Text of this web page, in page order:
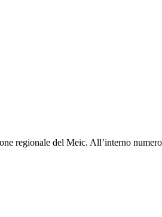
regionale del Meic. All’interno